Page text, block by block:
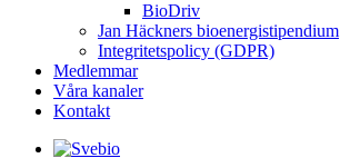
BioDriv
Jan Häckners bioenergistipendium
Integritetspolicy (GDPR)
Medlemmar
Våra kanaler
Kontakt